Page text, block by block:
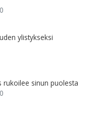
ylistykseksi
rukoilee sinun puolesta